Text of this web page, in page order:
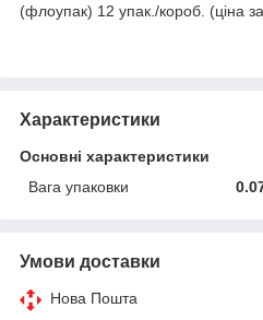
(флоупак) 12 упак./короб. (ціна
Характеристики
Основні характеристики
Вага упаковки
Умови доставки
Нова Пошта